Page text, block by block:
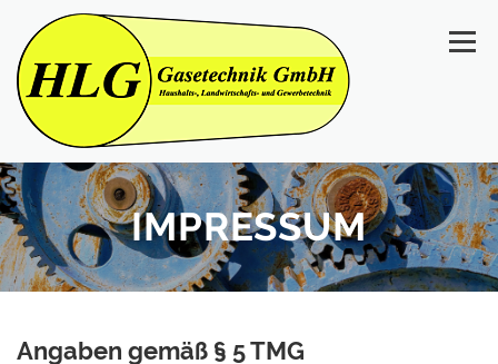
springen
Menü
START ÜBER UNS REFERENZEN
HAUSTECHNIK
IMPRESSUM
Angaben gemäß § 5 TMG